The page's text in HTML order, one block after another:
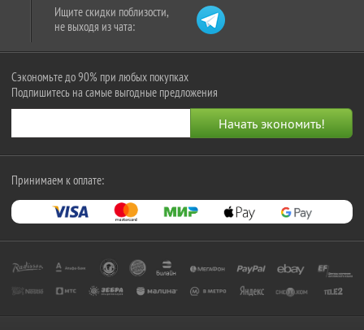
Ищите скидки поблизости,
не выходя из чата:
Сэкономьте до 90% при любых покупках
Подпишитесь на самые выгодные предложения
Принимаем к оплате: